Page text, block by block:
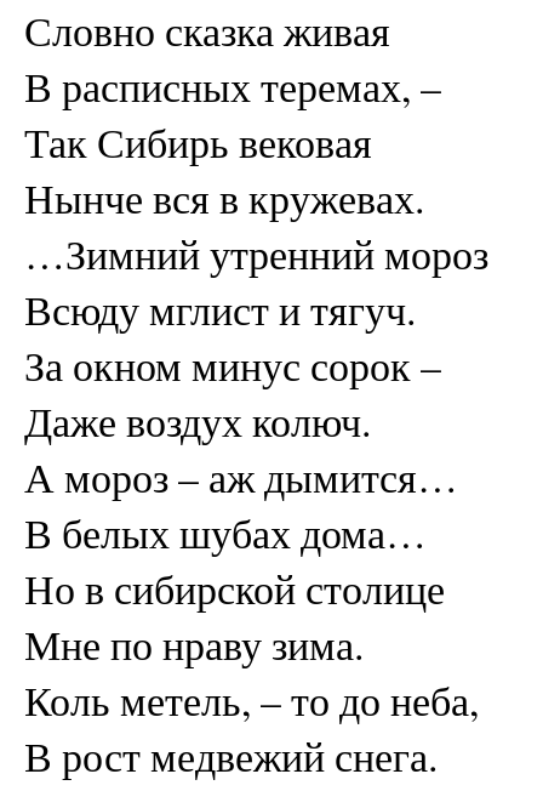
Словно сказка живая
В расписных теремах, –
Так Сибирь вековая
Нынче вся в кружевах.
…Зимний утренний мороз
Всюду мглист и тягуч.
За окном минус сорок –
Даже воздух колюч.
А мороз – аж дымится…
В белых шубах дома…
Но в сибирской столице
Мне по нраву зима.
Коль метель, – то до неба,
В рост медвежий снега.